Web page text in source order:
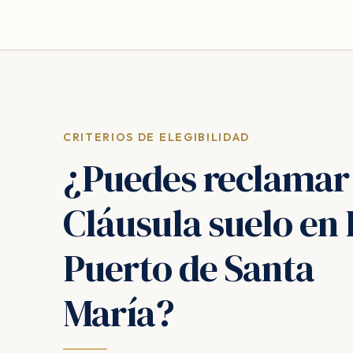
CRITERIOS DE ELEGIBILIDAD
¿Puedes reclamar
Cláusula suelo en
Puerto de Santa
María?